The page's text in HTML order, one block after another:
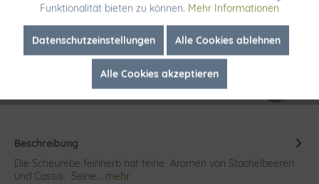
FW10203
Beschreibung
Die Scheurebe feinherb hat feine Aromen von Stachelbeeren
und Cassis. Seine... mehr
Marketing Inaktiv
Funktionalität bieten zu können. Mehr Informationen
Datenschutzeinstellungen Alle Cookies ablehnen
Alle Cookies akzeptieren